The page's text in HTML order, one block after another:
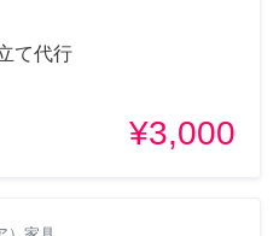
て代行
¥3,000